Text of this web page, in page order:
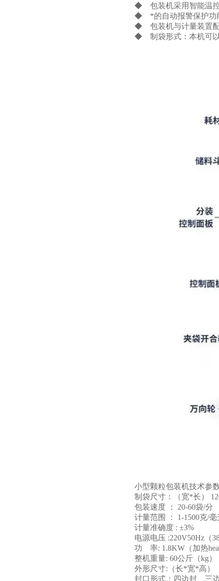
◆ 包装机采用智能温控
◆ *的自动报警保护功
◆ 包装机与计量装置配
◆ 制袋形式：本机可以
小型颗粒包装机技术参
制袋尺寸：（宽*长）
包装速度 ： 20-60袋/分
计量范围 ： 1-1500克/毫
计量准确度 : ±3%
电源电压 :220V50Hz（
功 率: 1.8KW（加热
整机重量: 60公斤（kg）
外形尺寸:（长*宽*高）
封口形式：四边封、三